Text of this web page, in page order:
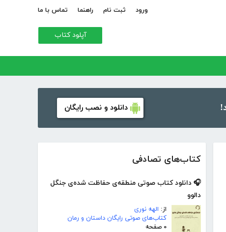
ورود ثبت نام راهنما تماس با ما
آپلود کتاب
دانلود و نصب رایگان
کتاب‌های تصادفی
🎧 دانلود کتاب صوتی منطقه‌ی حفاظت شده‌ی جنگل
دالوو
از: الهه نوری
کتاب‌های صوتی رایگان داستان و رمان
۰ صفحه